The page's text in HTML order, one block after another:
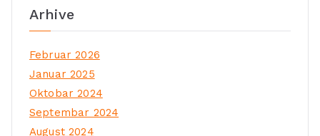
Arhive
Februar 2026
Januar 2025
Oktobar 2024
Septembar 2024
August 2024